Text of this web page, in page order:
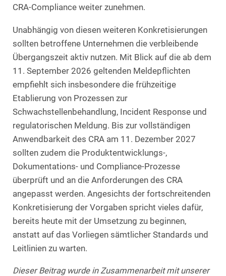
CRA-Compliance weiter zunehmen.
Unabhängig von diesen weiteren Konkretisierungen
sollten betroffene Unternehmen die verbleibende
Übergangszeit aktiv nutzen. Mit Blick auf die ab dem
11. September 2026 geltenden Meldepflichten
empfiehlt sich insbesondere die frühzeitige
Etablierung von Prozessen zur
Schwachstellenbehandlung, Incident Response und
regulatorischen Meldung. Bis zur vollständigen
Anwendbarkeit des CRA am 11. Dezember 2027
sollten zudem die Produktentwicklungs-,
Dokumentations- und Compliance-Prozesse
überprüft und an die Anforderungen des CRA
angepasst werden. Angesichts der fortschreitenden
Konkretisierung der Vorgaben spricht vieles dafür,
bereits heute mit der Umsetzung zu beginnen,
anstatt auf das Vorliegen sämtlicher Standards und
Leitlinien zu warten.
Dieser Beitrag wurde in Zusammenarbeit mit unserer